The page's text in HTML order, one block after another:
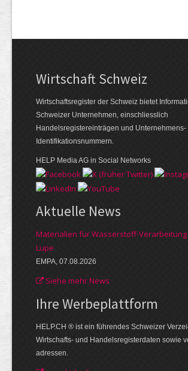
Wirtschaft Schweiz
Wirtschaftsregister der Schweiz bietet
Schweizer Unternehmen, einschliesslich
Handelsregistereinträgen und Unternehmens-
Identifikationsnummern.
HELP Media AG in Social Networks
Aktuelle News
Materialien für Wasserstoff-
Lupe
EMPA, 07.08.2026
Siehe mehr News
Ihre Werbe­plattform
HELP.CH ® ist ein führendes Schweizer
Wirtschafts- und Handelsregisterdaten sowie
adressen.